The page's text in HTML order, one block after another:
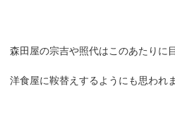
森田屋の宗吉や照代はこのあたりに
洋食屋に鞍替えするようにも思われ